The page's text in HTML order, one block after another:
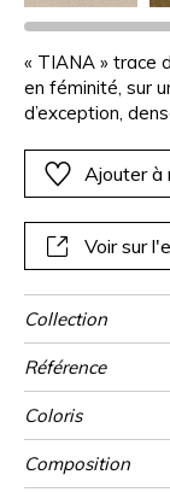
« TIANA » trace
en féminité, sur
d’exception,
ton sur ton.
sublime les
Ajouter à
Voir sur
Collection
Référence
Coloris
Composition